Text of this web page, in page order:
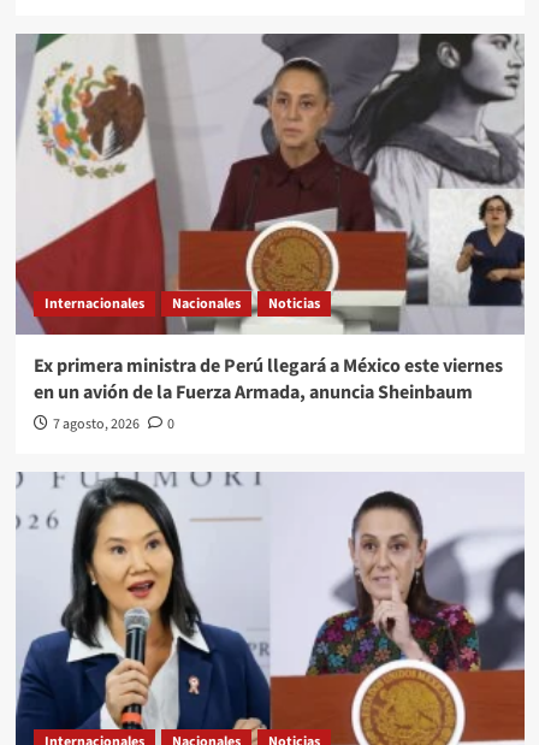
Internacionales Nacionales Noticias
Ex primera ministra de Perú llegará a México este viernes
en un avión de la Fuerza Armada, anuncia Sheinbaum
7 agosto, 2026 0